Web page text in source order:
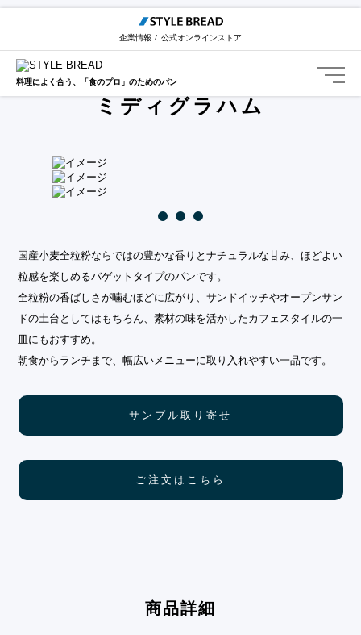
企業情報 公式オンラインストア
料理によく合う、「食のプロ」のためのパンMidi Graham
ミディグラハム
国産小麦全粒粉ならではの豊かな香りとナチュラルな甘み、ほどよい
粒感を楽しめるバゲットタイプのパンです。
全粒粉の香ばしさが噛むほどに広がり、サンドイッチやオープンサン
ドの土台としてはもちろん、素材の味を活かしたカフェスタイルの一
皿にもおすすめ。
朝食からランチまで、幅広いメニューに取り入れやすい一品です。
サンプル取り寄せ
ご注文はこちら
商品詳細